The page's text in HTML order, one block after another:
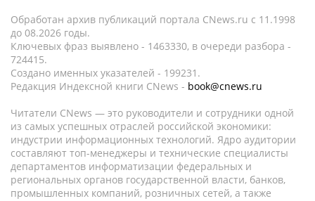
Обработан архив публикаций портала CNews.ru c 11.1998
до 08.2026 годы.
Ключевых фраз выявлено - 1463330, в очереди разбора -
724415.
Создано именных указателей - 199231.
Редакция Индексной книги CNews - book@cnews.ru
Читатели CNews — это руководители и сотрудники одной
из самых успешных отраслей российской экономики:
индустрии информационных технологий. Ядро аудитории
составляют топ-менеджеры и технические специалисты
департаментов информатизации федеральных и
региональных органов государственной власти, банков,
промышленных компаний, розничных сетей, а также